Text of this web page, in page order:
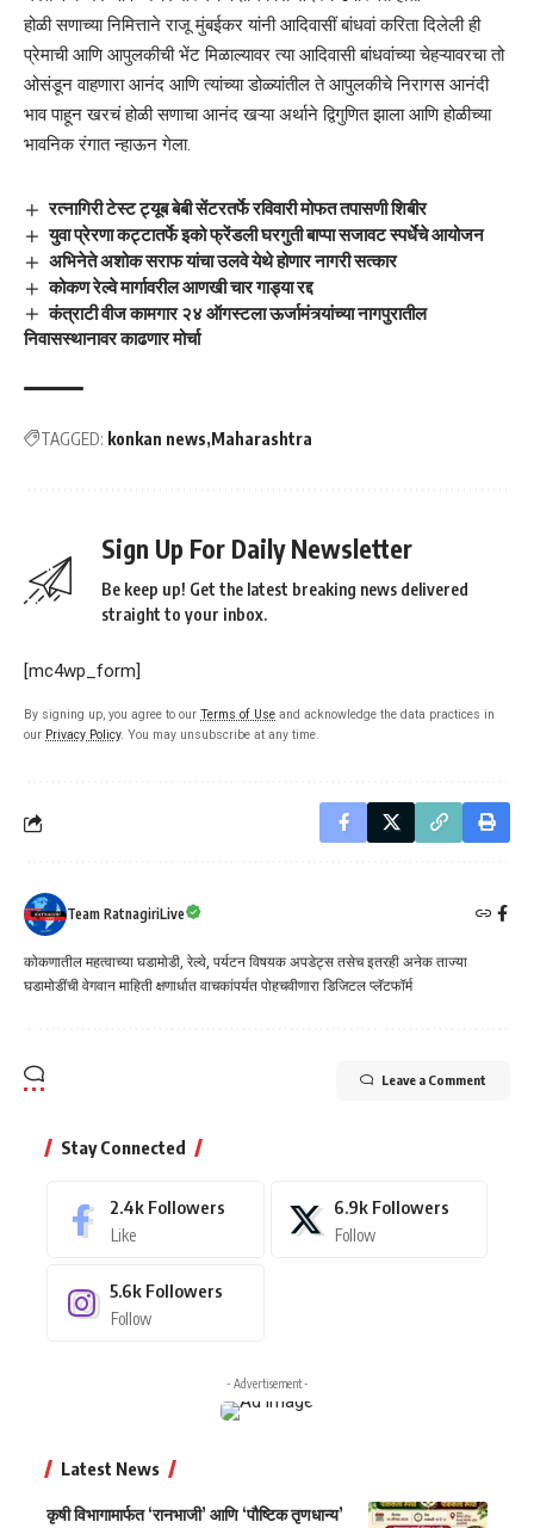
होळी सणाच्या निमित्ताने राजू मुंबईकर यांनी आदिवासीं बांधवां करिता दिलेली ही
प्रेमाची आणि आपुलकीची भेंट मिळाल्यावर त्या आदिवासी बांधवांच्या चेहऱ्यावरचा तो
ओसंडून वाहणारा आनंद आणि त्यांच्या डोळ्यांतील ते आपुलकीचे निरागस आनंदी
भाव पाहून खरचं होळी सणाचा आनंद खऱ्या अर्थाने द्विगुणित झाला आणि होळीच्या
भावनिक रंगात न्हाऊन गेला.
रत्नागिरी टेस्ट ट्यूब बेबी सेंटरतर्फे रविवारी मोफत तपासणी शिबीर
युवा प्रेरणा कट्टातर्फे इको फ्रेंडली घरगुती बाप्पा सजावट स्पर्धेचे आयोजन
अभिनेते अशोक सराफ यांचा उलवे येथे होणार नागरी सत्कार
कोकण रेल्वे मार्गावरील आणखी चार गाड्या रद्द
कंत्राटी वीज कामगार २४ ऑगस्टला ऊर्जामंत्र्यांच्या नागपुरातील
निवासस्थानावर काढणार मोर्चा
TAGGED: konkan news Maharashtra
Sign Up For Daily Newsletter
Be keep up! Get the latest breaking news delivered
straight to your inbox.
[mc4wp_form]
By signing up, you agree to our Terms of Use and acknowledge the data practices in
our Privacy Policy. You may unsubscribe at any time.
Team RatnagiriLive
कोकणातील महत्वाच्या घडामोडी, रेल्वे, पर्यटन विषयक अपडेट्स तसेच इतरही अनेक ताज्या
घडामोडींची वेगवान माहिती क्षणार्धात वाचकांपर्यत पोहचवीणारा डिजिटल प्लॅटफॉर्म
Leave a Comment
Stay Connected
2.4k Followers
Like
6.9k Followers
Follow
5.6k Followers
Follow
- Advertisement -
Latest News
कृषी विभागामार्फत ‘रानभाजी’ आणि ‘पौष्टिक तृणधान्य’